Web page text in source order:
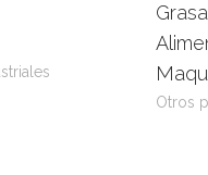
Otros